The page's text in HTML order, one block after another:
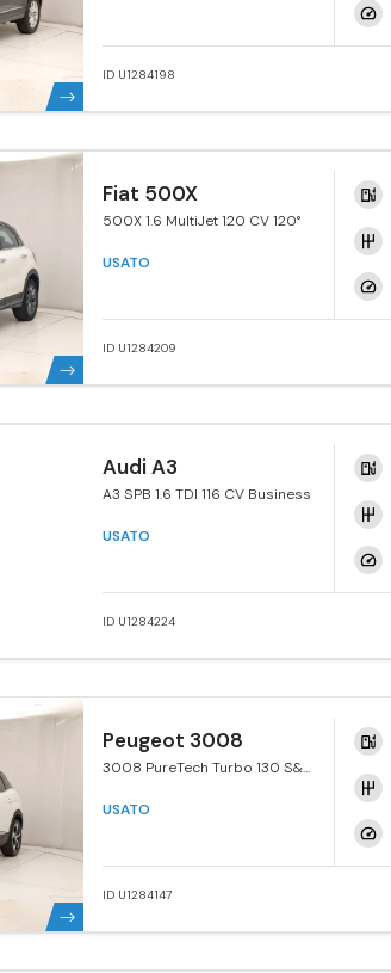
ID U1284198
Fiat 500X
500X 1.6 MultiJet 120 CV 120°
USATO
ID U1284209
Audi A3
A3 SPB 1.6 TDI 116 CV Business
USATO
ID U1284224
Peugeot 3008
3008 PureTech Turbo 130 S&S
USATO
ID U1284147